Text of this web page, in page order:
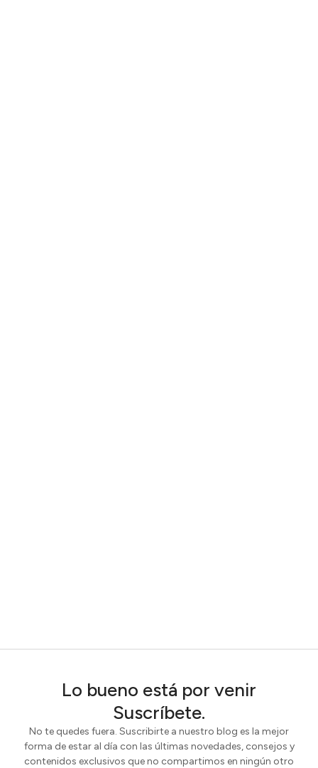
Lo bueno está por venir
Suscríbete.
No te quedes fuera. Suscribirte a nuestro blog es la mejor
forma de estar al día con las últimas novedades, consejos y
contenidos exclusivos que no compartimos en ningún otro